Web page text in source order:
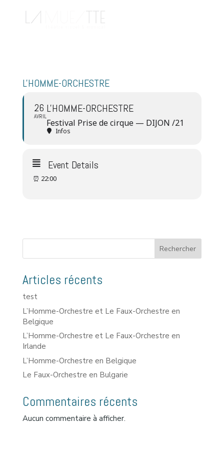
L'HOMME-ORCHESTRE
26
AVRIL
L'HOMME-ORCHESTRE
Festival Prise de cirque — DIJON /21
Infos
Event Details
⏰ 22:00
Rechercher
Articles récents
test
L’Homme-Orchestre et Le Faux-Orchestre en
Belgique
L’Homme-Orchestre et Le Faux-Orchestre en
Irlande
L’Homme-Orchestre en Belgique
Le Faux-Orchestre en Bulgarie
Commentaires récents
Aucun commentaire à afficher.